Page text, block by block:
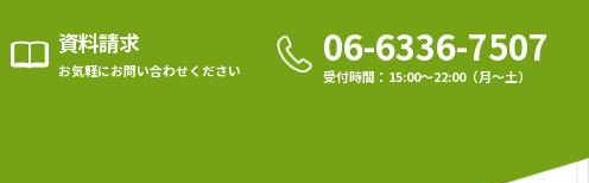
資料請求
お気軽にお問い合わせください 06-6336-7507
受付時間：15:00〜22:00（月〜土）